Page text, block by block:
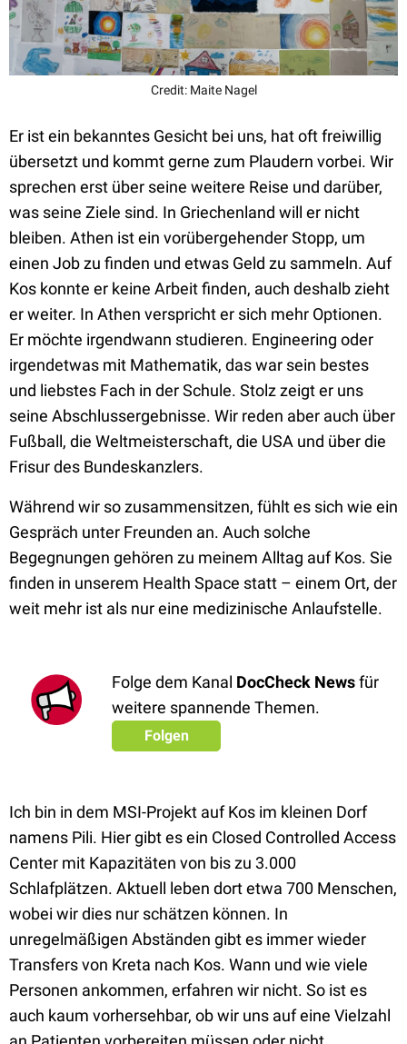
Credit: Maite Nagel
Er ist ein bekanntes Gesicht bei uns, hat oft freiwillig
übersetzt und kommt gerne zum Plaudern vorbei. Wir
sprechen erst über seine weitere Reise und darüber,
was seine Ziele sind. In Griechenland will er nicht
bleiben. Athen ist ein vorübergehender Stopp, um
einen Job zu finden und etwas Geld zu sammeln. Auf
Kos konnte er keine Arbeit finden, auch deshalb zieht
er weiter. In Athen verspricht er sich mehr Optionen.
Er möchte irgendwann studieren. Engineering oder
irgendetwas mit Mathematik, das war sein bestes
und liebstes Fach in der Schule. Stolz zeigt er uns
seine Abschlussergebnisse. Wir reden aber auch über
Fußball, die Weltmeisterschaft, die USA und über die
Frisur des Bundeskanzlers.
Während wir so zusammensitzen, fühlt es sich wie ein
Gespräch unter Freunden an. Auch solche
Begegnungen gehören zu meinem Alltag auf Kos. Sie
finden in unserem Health Space statt – einem Ort, der
weit mehr ist als nur eine medizinische Anlaufstelle.
Folge dem Kanal DocCheck Newsfür
weitere spannende Themen.
Folgen
Ich bin in dem MSI-Projekt auf Kos im kleinen Dorf
namens Pili. Hier gibt es ein Closed Controlled Access
Center mit Kapazitäten von bis zu 3.000
Schlafplätzen. Aktuell leben dort etwa 700 Menschen,
wobei wir dies nur schätzen können. In
unregelmäßigen Abständen gibt es immer wieder
Transfers von Kreta nach Kos. Wann und wie viele
Personen ankommen, erfahren wir nicht. So ist es
auch kaum vorhersehbar, ob wir uns auf eine Vielzahl